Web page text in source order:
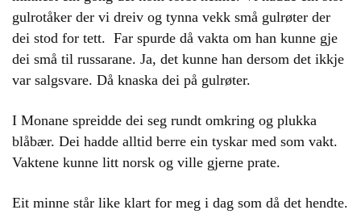
gulrotåker der vi dreiv og tynna vekk små gulrøter der
dei stod for tett. Far spurde då vakta om han kunne gje
dei små til russarane. Ja, det kunne han dersom det ikkje
var salgsvare. Då knaska dei på gulrøter.
I Monane spreidde dei seg rundt omkring og plukka
blåbær. Dei hadde alltid berre ein tyskar med som vakt.
Vaktene kunne litt norsk og ville gjerne prate.
Eit minne står like klart for meg i dag som då det hendte.